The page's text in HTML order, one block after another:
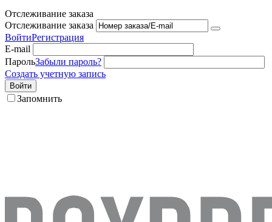
Отслеживание заказа
Отслеживание заказа
ВойтиРегистрация
E-mail
ПарольЗабыли пароль?
Создать учетную запись
Войти
Запомнить